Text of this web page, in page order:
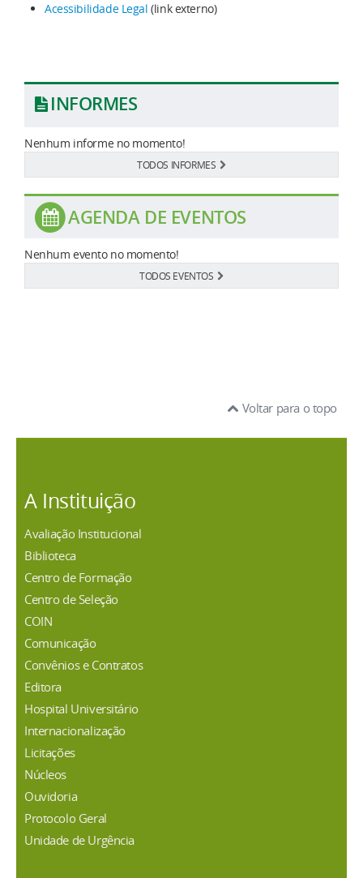
Acessibilidade Legal (link externo)
INFORMES
Nenhum informe no momento!
TODOS INFORMES
AGENDA DE EVENTOS
Nenhum evento no momento!
TODOS EVENTOS
Voltar para o topo
A Instituição
Avaliação Institucional
Biblioteca
Centro de Formação
Centro de Seleção
COIN
Comunicação
Convênios e Contratos
Editora
Hospital Universitário
Internacionalização
Licitações
Núcleos
Ouvidoria
Protocolo Geral
Unidade de Urgência